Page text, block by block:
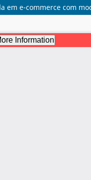
em e-commerce com